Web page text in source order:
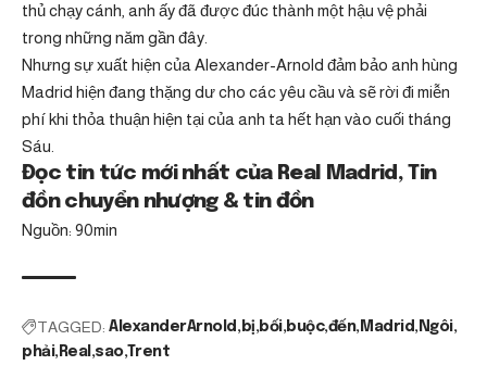
thủ chạy cánh, anh ấy đã được đúc thành một hậu vệ phải
trong những năm gần đây.
Nhưng sự xuất hiện của Alexander-Arnold đảm bảo anh hùng
Madrid hiện đang thặng dư cho các yêu cầu và sẽ rời đi miễn
phí khi thỏa thuận hiện tại của anh ta hết hạn vào cuối tháng
Sáu.
Đọc tin tức mới nhất của Real Madrid, Tin
đồn chuyển nhượng & tin đồn
Nguồn: 90min
TAGGED: AlexanderArnold bị bối buộc đến Madrid Ngôi
phải Real sao Trent